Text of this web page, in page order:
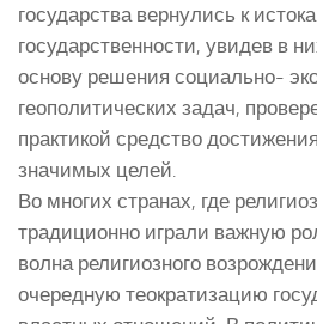
государства вернулись к
государственности, увидев в
основу решения социально-
геополитических задач,
практикой средство
значимых целей.
Во многих странах, где
традиционно играли важную
волна религиозного
очередную теократизацию